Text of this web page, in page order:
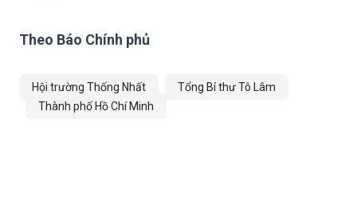
Theo Báo Chính phủ
Hội trường Thống Nhất
Tổng Bí thư Tô Lâm
Thành phố Hồ Chí Minh